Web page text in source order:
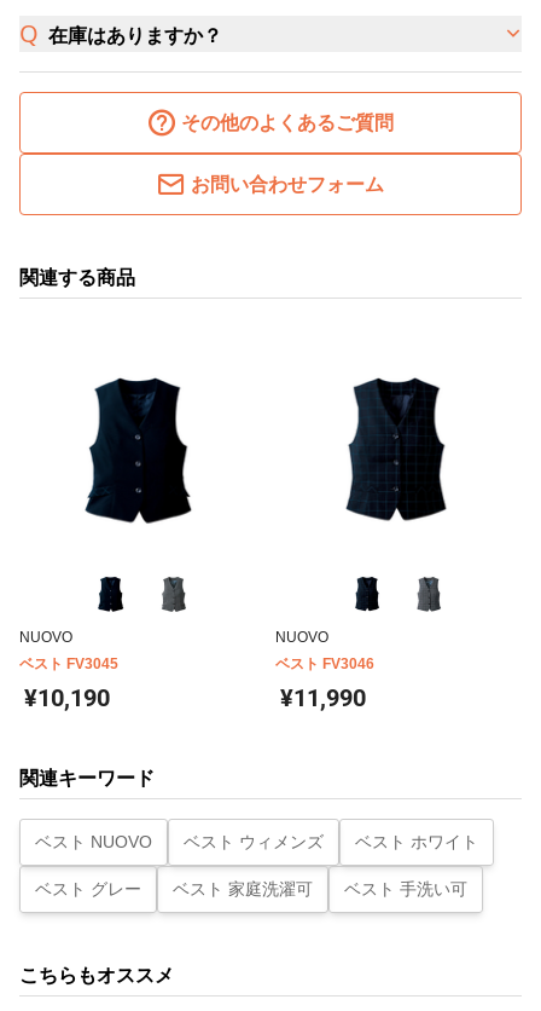
在庫はありますか？
その他のよくあるご質問
お問い合わせフォーム
関連する商品
NUOVO
ベスト FV3045
¥10,190
NUOVO
ベスト FV3046
¥11,990
関連キーワード
ベスト NUOVO ベスト ウィメンズ ベスト ホワイト
ベスト グレー ベスト 家庭洗濯可 ベスト 手洗い可
こちらもオススメ